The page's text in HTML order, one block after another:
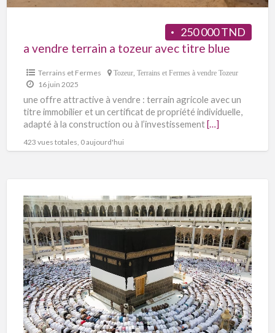
250 000 TND
a vendre terrain a tozeur avec titre blue
Terrains et Fermes Tozeur, Terrains et Fermes à vendre Tozeur
16 juin 2025
une offre attractive à vendre : terrain agricole avec un
titre immobilier et un certificat de propriété individuelle,
adapté à la construction ou à l’investissement […]
423 vues totales, 0 aujourd'hui